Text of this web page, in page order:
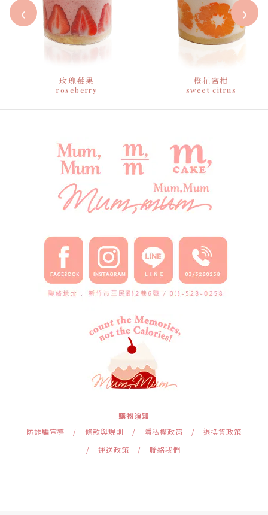
‹ ›
玫瑰莓果
roseberry
橙花蜜柑
sweet citrus
購物須知
防詐騙宣導
/ 條款與規則 / 隱私權政策 /
退換貨政策
/
運送政策 / 聯絡我們